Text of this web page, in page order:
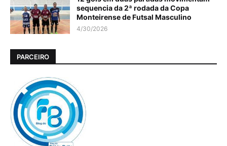
sequencia da 2ª rodada da Copa
Monteirense de Futsal Masculino
4/30/2026
PARCEIRO